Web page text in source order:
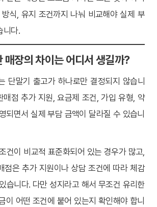
식, 유지 조건까지 나눠 비교해야 실제 부
니다.
매장의 차이는 어디서 생길까?
단말기 출고가 하나로만 결정되지 않습니
매점 추가 지원, 요금제 조건, 가입 유형, 약
되면서 실제 부담 금액이 달라질 수 있습니
건이 비교적 표준화되어 있는 경우가 많고,
점은 추가 지원이나 상담 조건에 따라 체감
습니다. 다만 성지라고 해서 무조건 유리한
이 어떤 조건에 붙어 있는지 확인해야 합니